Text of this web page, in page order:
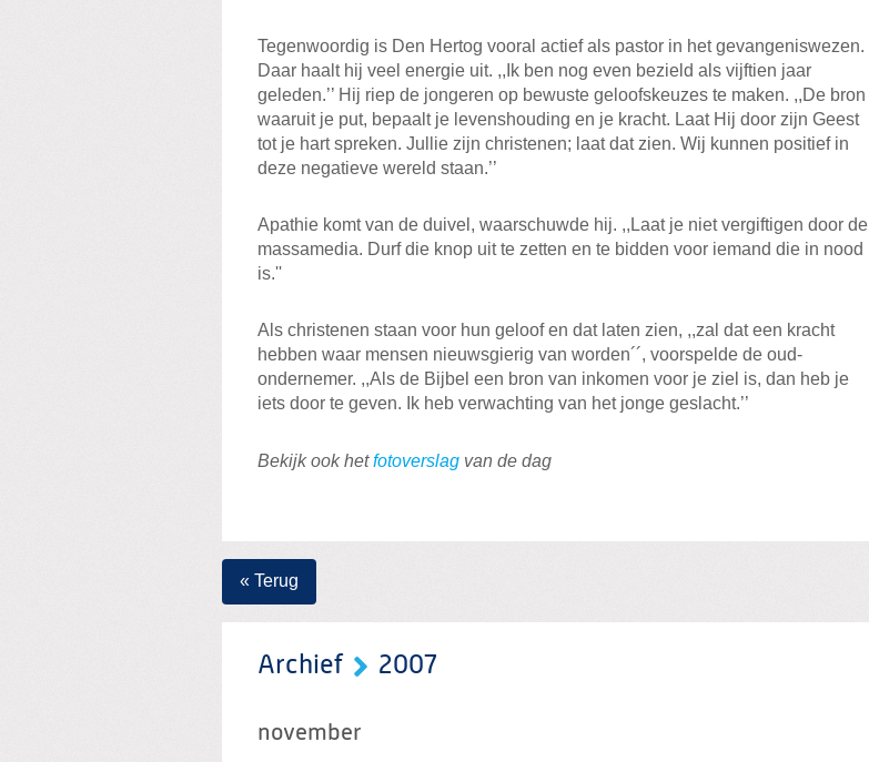
Tegenwoordig is Den Hertog vooral actief als pastor in het gevangeniswezen.
Daar haalt hij veel energie uit. ,,Ik ben nog even bezield als vijftien jaar
geleden.’’ Hij riep de jongeren op bewuste geloofskeuzes te maken. ,,De bron
waaruit je put, bepaalt je levenshouding en je kracht. Laat Hij door zijn Geest
tot je hart spreken. Jullie zijn christenen; laat dat zien. Wij kunnen positief in
deze negatieve wereld staan.’’
Apathie komt van de duivel, waarschuwde hij. ,,Laat je niet vergiftigen door de
massamedia. Durf die knop uit te zetten en te bidden voor iemand die in nood
is.''
Als christenen staan voor hun geloof en dat laten zien, ,,zal dat een kracht
hebben waar mensen nieuwsgierig van worden´´, voorspelde de oud-
ondernemer. ,,Als de Bijbel een bron van inkomen voor je ziel is, dan heb je
iets door te geven. Ik heb verwachting van het jonge geslacht.’’
Bekijk ook hetfotoverslag van de dag
« Terug
Archief 2007
november